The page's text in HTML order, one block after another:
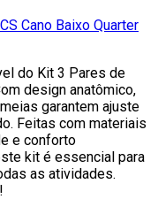
Cano Baixo Quarter
do Kit 3 Pares de
design anatômico,
garantem ajuste
Feitas com materiais
e conforto
kit é essencial para
as atividades.